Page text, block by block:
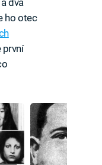
dva
ho otec
první